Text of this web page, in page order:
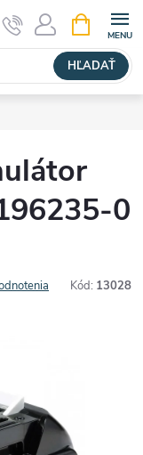
HĽADAŤ
KOŠÍK
0
Kód: 13028